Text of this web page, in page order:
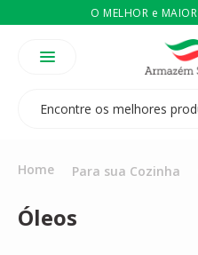
O MELHOR e
Temos 3 lojas físicas na
É revendedor? Então
Home Para sua Cozinha
Óleos